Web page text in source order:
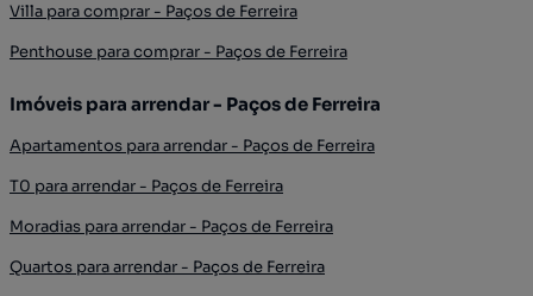
Villa para comprar - Paços de Ferreira
Penthouse para comprar - Paços de Ferreira
Imóveis para arrendar - Paços de Ferreira
Apartamentos para arrendar - Paços de Ferreira
T0 para arrendar - Paços de Ferreira
Moradias para arrendar - Paços de Ferreira
Quartos para arrendar - Paços de Ferreira